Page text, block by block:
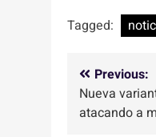
Tagged:
de
Previous:
Nueva
atacando a